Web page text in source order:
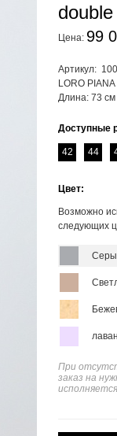
double
Цена: 99
Артикул:
LORO PIANA
Длина: 73 см
Доступные
42 44
Цвет:
Возможно
следующих
При
заказ на